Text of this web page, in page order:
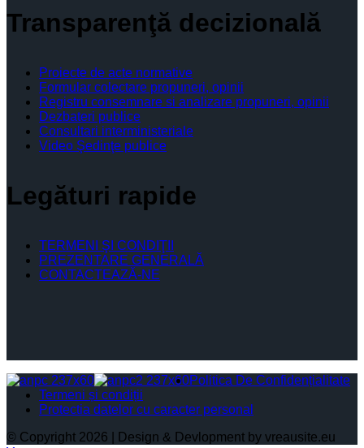
Transparenţă decizională
Proiecte de acte normative
Formular colectare propuneri, opinii
Registru consemnare si analizare propuneri, opinii
Dezbateri publice
Consultari interministeriale
Video Şedinţe publice
Legături rapide
TERMENI ŞI CONDIŢII
PREZENTARE GENERALĂ
CONTACTEAZĂ-NE
Politica De Confidențialitate
Termeni și condiții
Protectia datelor cu caracter personal
© Copyright 2026 | Design & Devlopment by vreausite.eu